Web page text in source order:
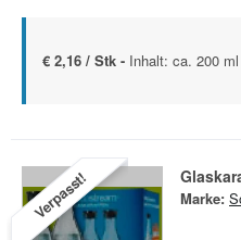
€ 2,16 / Stk - Inhalt: ca. 200 ml
Verpasst! Marke: